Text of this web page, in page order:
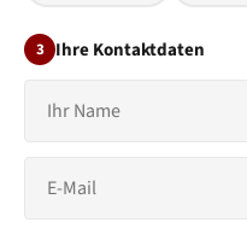
3 Ihre Kontaktdaten